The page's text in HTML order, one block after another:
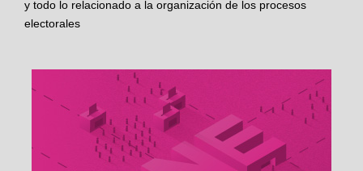
y todo lo relacionado a la organización de los procesos
electorales